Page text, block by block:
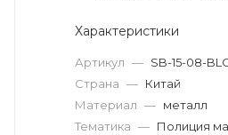
Характеристики
Артикул — SB-15-08-
Страна — Китай
Материал — металл
Тематика — Полиция